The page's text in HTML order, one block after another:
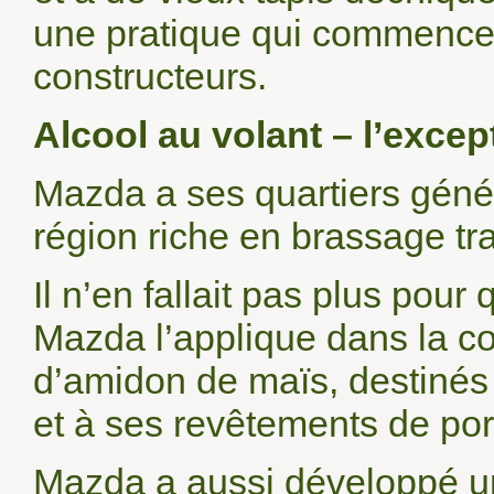
une pratique qui
constructeurs.
Alcool au volant –
Mazda a ses quartiers
région riche en brassage
Il n’en fallait pas plus pour
Mazda l’applique dans la
d’amidon de maïs,
et à ses revêtements de
Mazda a aussi développé